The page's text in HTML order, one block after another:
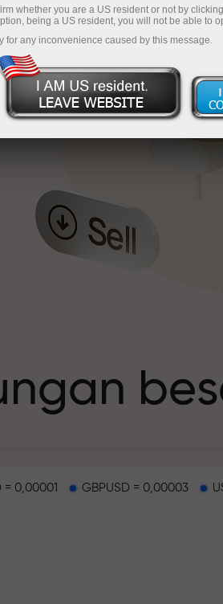
= 0,00001 GBPUSD = 0,00003
whether you are a US resident or not by
being a US resident, you will not be able to
for any inconvenience caused by this message.